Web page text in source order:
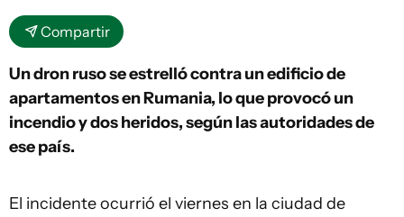
Compartir
Un dron ruso se estrelló contra un edificio de
apartamentos en Rumania, lo que provocó un
incendio y dos heridos, según las autoridades de
ese país.
El incidente ocurrió el viernes en la ciudad de